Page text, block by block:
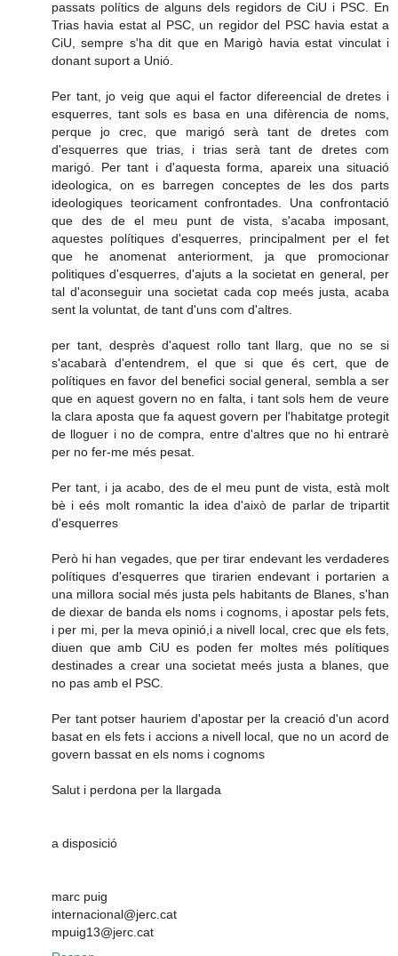
passats polítics de alguns dels regidors de CiU i PSC. En
Trias havia estat al PSC, un regidor del PSC havia estat a
CiU, sempre s'ha dit que en Marigò havia estat vinculat i
donant suport a Unió.
Per tant, jo veig que aqui el factor difereencial de dretes i
esquerres, tant sols es basa en una difèrencia de noms,
perque jo crec, que marigó serà tant de dretes com
d'esquerres que trias, i trias serà tant de dretes com
marigó. Per tant i d'aquesta forma, apareix una situació
ideologica, on es barregen conceptes de les dos parts
ideologiques teoricament confrontades. Una confrontació
que des de el meu punt de vista, s'acaba imposant,
aquestes polítiques d'esquerres, principalment per el fet
que he anomenat anteriorment, ja que promocionar
politiques d'esquerres, d'ajuts a la societat en general, per
tal d'aconseguir una societat cada cop meés justa, acaba
sent la voluntat, de tant d'uns com d'altres.
per tant, desprès d'aquest rollo tant llarg, que no se si
s'acabarà d'entendrem, el que si que és cert, que de
polítiques en favor del benefici social general, sembla a ser
que en aquest govern no en falta, i tant sols hem de veure
la clara aposta que fa aquest govern per l'habitatge protegit
de lloguer i no de compra, entre d'altres que no hi entrarè
per no fer-me més pesat.
Per tant, i ja acabo, des de el meu punt de vista, està molt
bè i eés molt romantic la idea d'això de parlar de tripartit
d'esquerres
Però hi han vegades, que per tirar endevant les verdaderes
polítiques d'esquerres que tirarien endevant i portarien a
una millora social més justa pels habitants de Blanes, s'han
de diexar de banda els noms i cognoms, i apostar pels fets,
i per mi, per la meva opinió,i a nivell local, crec que els fets,
diuen que amb CiU es poden fer moltes més polítiques
destinades a crear una societat meés justa a blanes, que
no pas amb el PSC.
Per tant potser hauriem d'apostar per la creació d'un acord
basat en els fets i accions a nivell local, que no un acord de
govern bassat en els noms i cognoms
Salut i perdona per la llargada
a disposició
marc puig
internacional@jerc.cat
mpuig13@jerc.cat